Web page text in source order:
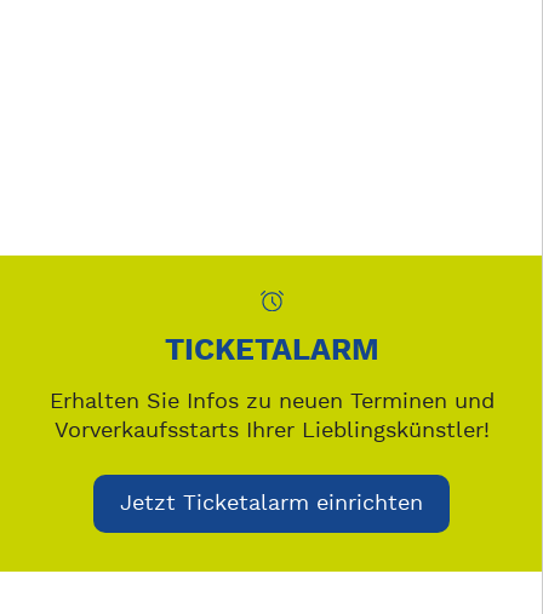
TICKETALARM
Erhalten Sie Infos zu neuen Terminen und
Vorverkaufsstarts Ihrer Lieblingskünstler!
Jetzt Ticketalarm einrichten